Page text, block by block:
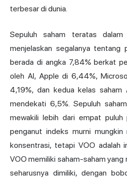
terbesar di dunia.
Sepuluh saham teratas
menjelaskan segalanya tentang
berada di angka 7,84% berkat
oleh AI, Apple di 6,44%,
4,19%, dan kedua kelas saham
mendekati 6,5%. Sepuluh
mewakili lebih dari empat puluh
penganut indeks murni
konsentrasi, tetapi VOO adalah
VOO memiliki saham-saham
seharusnya dimiliki, dengan